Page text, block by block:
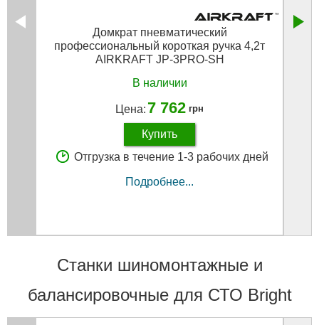
Домкрат пневматический
профессиональный короткая ручка 4,2т
AIRKRAFT JP-3PRO-SH
В наличии
Цена: 7 762 грн
Купить
Отгрузка в течение 1-3 рабочих дней
Подробнее...
Станки шиномонтажные и
балансировочные для СТО Bright